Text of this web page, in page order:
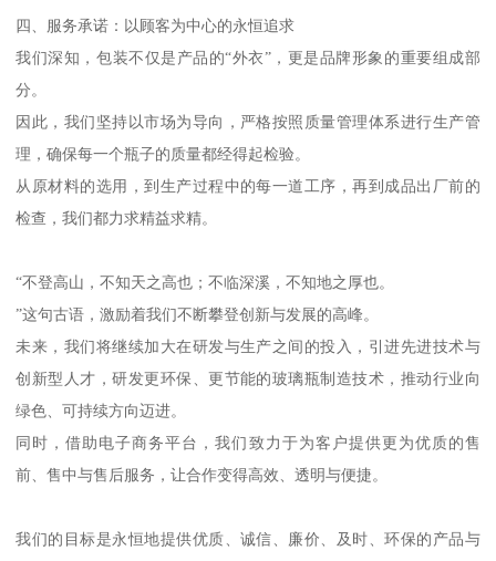
四、服务承诺：以顾客为中心的永恒追求
我们深知，包装不仅是产品的“外衣”，更是品牌形象的重要组成部
分。
因此，我们坚持以市场为导向，严格按照质量管理体系进行生产管
理，确保每一个瓶子的质量都经得起检验。
从原材料的选用，到生产过程中的每一道工序，再到成品出厂前的
检查，我们都力求精益求精。
“不登高山，不知天之高也；不临深溪，不知地之厚也。
”这句古语，激励着我们不断攀登创新与发展的高峰。
未来，我们将继续加大在研发与生产之间的投入，引进先进技术与
创新型人才，研发更环保、更节能的玻璃瓶制造技术，推动行业向
绿色、可持续方向迈进。
同时，借助电子商务平台，我们致力于为客户提供更为优质的售
前、售中与售后服务，让合作变得高效、透明与便捷。
我们的目标是永恒地提供优质、诚信、廉价、及时、环保的产品与